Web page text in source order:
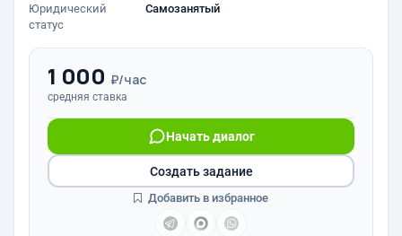
Юридический
статус
Самозанятый
1 000 ₽/час
средняя ставка
Начать диалог
Создать задание
Добавить в избранное